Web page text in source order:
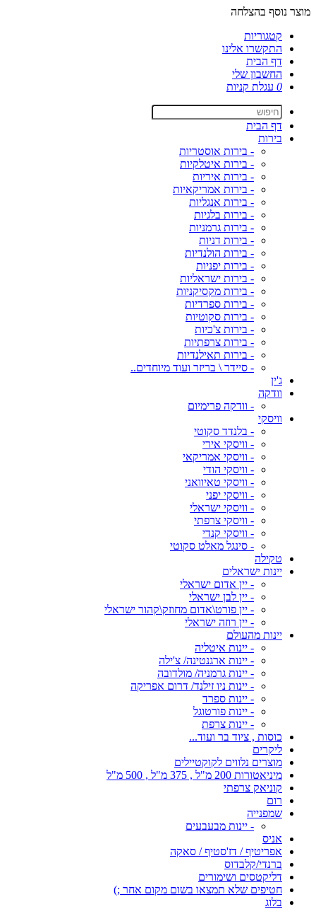
מוצר נוסף בהצלחה
קטגוריות
התקשרו אלינו
דף הבית
החשבון שלי
0 עגלת קניות
דף הבית
בירות
- בירות אוסטריות
- בירות איטלקיות
- בירות איריות
- בירות אמריקאיות
- בירות אנגליות
- בירות בלגיות
- בירות גרמניות
- בירות דניות
- בירות הולנדיות
- בירות יפניות
- בירות ישראליות
- בירות מקסיקניות
- בירות ספרדיות
- בירות סקוטיות
- בירות צ'כיות
- בירות צרפתיות
- בירות תאילנדיות
- סיידר \ בריזר ועוד מיוחדים..
ג'ין
וודקה
- וודקה פרימיום
וויסקי
- בלנדד סקוטי
- וויסקי אירי
- וויסקי אמריקאי
- וויסקי הודי
- וויסקי טאיוואני
- וויסקי יפני
- וויסקי ישראלי
- וויסקי צרפתי
- וויסקי קנדי
- סינגל מאלט סקוטי
טקילה
יינות ישראלים
- יין אדום ישראלי
- יין לבן ישראלי
- יין פורט\אדום מחוזק\קהור ישראלי
- יין רוזה ישראלי
יינות מהעולם
- יינות איטליה
- יינות ארגנטינה/ צ'ילה
- יינות גרמניה/ מולדובה
- יינות ניו זילנד/ דרום אפריקה
- יינות ספרד
- יינות פורטוגל
- יינות צרפת
כוסות , ציוד בר ועוד...
ליקרים
מוצרים נלווים לקוקטיילים
מיניאטורות 200 מ"ל , 375 מ"ל , 500 מ"ל
קוניאק צרפתי
רום
שמפנייה
- יינות מבעבעים
אניס
אפריטיף / דז'סטיף / סאקה
ברנדי/קלבדוס
דליקטסים ושימורים
חטיפים שלא תמצאו בשום מקום אחר ;)
בלוג